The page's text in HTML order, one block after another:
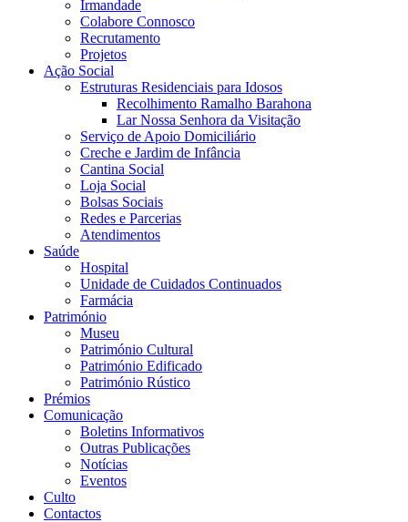
Irmandade
Colabore Connosco
Recrutamento
Projetos
Ação Social
Estruturas Residenciais para Idosos
Recolhimento Ramalho Barahona
Lar Nossa Senhora da Visitação
Serviço de Apoio Domiciliário
Creche e Jardim de Infância
Cantina Social
Loja Social
Bolsas Sociais
Redes e Parcerias
Atendimentos
Saúde
Hospital
Unidade de Cuidados Continuados
Farmácia
Património
Museu
Património Cultural
Património Edificado
Património Rústico
Prémios
Comunicação
Boletins Informativos
Outras Publicações
Notícias
Eventos
Culto
Contactos